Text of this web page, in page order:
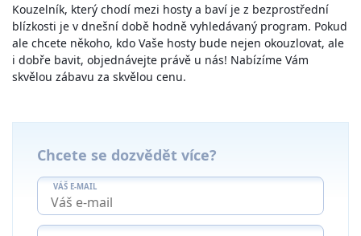
Kouzelník, který chodí mezi hosty a baví je z bezprostřední
blízkosti je v dnešní době hodně vyhledávaný program. Pokud
ale chcete někoho, kdo Vaše hosty bude nejen okouzlovat, ale
i dobře bavit, objednávejte právě u nás! Nabízíme Vám
skvělou zábavu za skvělou cenu.
Chcete se dozvědět více?
VÁŠ E-MAIL